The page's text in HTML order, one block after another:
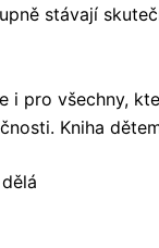
stávají
i pro všechny,
Kniha
dělá